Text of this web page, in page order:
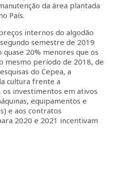
da área plantada
País.
internos do algodão
semestre de 2019
quase 20% menores que os
mesmo período de 2018, de
do Cepea, a
cultura frente a
investimentos em ativos
equipamentos e
e aos contratos
2020 e 2021 incentivam